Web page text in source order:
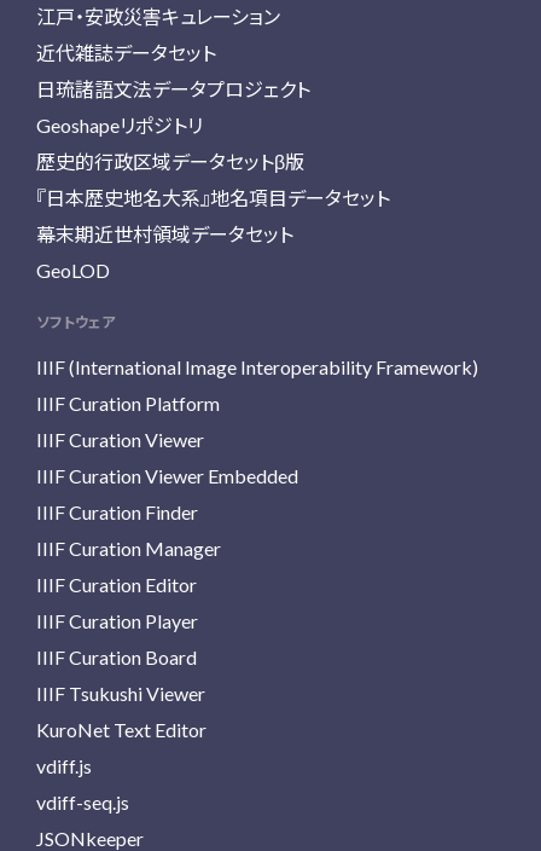
江戸・安政災害キュレーション
近代雑誌データセット
日琉諸語文法データプロジェクト
Geoshapeリポジトリ
歴史的行政区域データセットβ版
『日本歴史地名大系』地名項目データセット
幕末期近世村領域データセット
GeoLOD
ソフトウェア
IIIF (International Image Interoperability Framework)
IIIF Curation Platform
IIIF Curation Viewer
IIIF Curation Viewer Embedded
IIIF Curation Finder
IIIF Curation Manager
IIIF Curation Editor
IIIF Curation Player
IIIF Curation Board
IIIF Tsukushi Viewer
KuroNet Text Editor
vdiff.js
vdiff-seq.js
JSONkeeper